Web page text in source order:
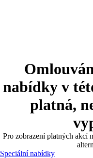
nabídky v
platná,
Pro zobrazení platných akcí
Speciální nabídky